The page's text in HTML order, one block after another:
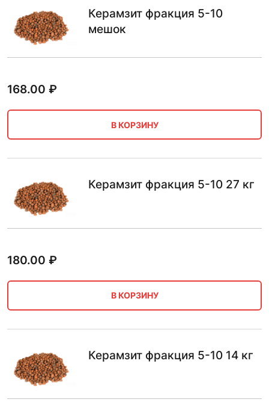
Керамзит фракция 5-10
мешок
168.00 ₽
В КОРЗИНУ
Керамзит фракция 5-10 27 кг
180.00 ₽
В КОРЗИНУ
Керамзит фракция 5-10 14 кг